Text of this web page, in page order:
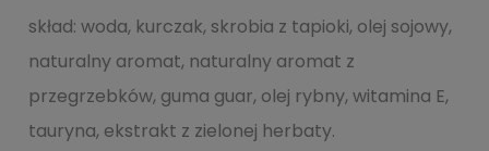
skład: woda, kurczak, skrobia z tapioki, olej sojowy,
naturalny aromat, naturalny aromat z
przegrzebków, guma guar, olej rybny, witamina E,
tauryna, ekstrakt z zielonej herbaty.